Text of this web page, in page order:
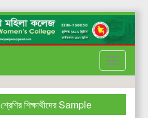
Toggle
Menu
শিক্ষার্থীদের Sample